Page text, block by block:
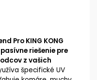
Pro KING KONG
riešenie pre
z vašich
špecifické UV